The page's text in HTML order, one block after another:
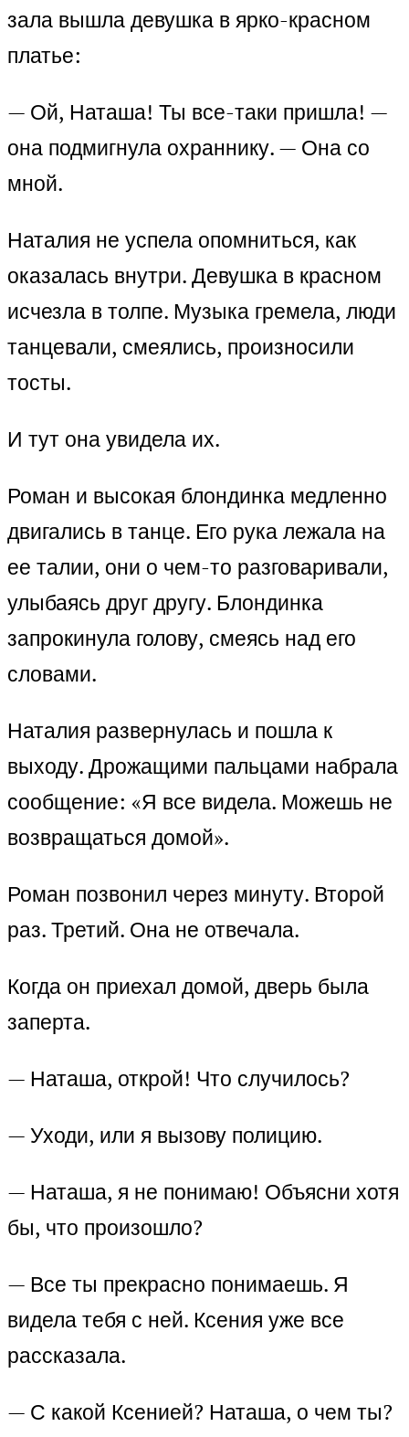
зала вышла девушка в ярко-красном
платье:
— Ой, Наташа! Ты все-таки пришла! —
она подмигнула охраннику. — Она со
мной.
Наталия не успела опомниться, как
оказалась внутри. Девушка в красном
исчезла в толпе. Музыка гремела, люди
танцевали, смеялись, произносили
тосты.
И тут она увидела их.
Роман и высокая блондинка медленно
двигались в танце. Его рука лежала на
ее талии, они о чем-то разговаривали,
улыбаясь друг другу. Блондинка
запрокинула голову, смеясь над его
словами.
Наталия развернулась и пошла к
выходу. Дрожащими пальцами набрала
сообщение: «Я все видела. Можешь не
возвращаться домой».
Роман позвонил через минуту. Второй
раз. Третий. Она не отвечала.
Когда он приехал домой, дверь была
заперта.
— Наташа, открой! Что случилось?
— Уходи, или я вызову полицию.
— Наташа, я не понимаю! Объясни хотя
бы, что произошло?
— Все ты прекрасно понимаешь. Я
видела тебя с ней. Ксения уже все
рассказала.
— С какой Ксенией? Наташа, о чем ты?